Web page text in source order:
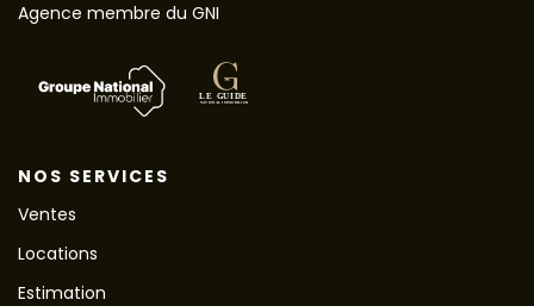
Agence membre du GNI
NOS SERVICES
Ventes
Locations
Estimation